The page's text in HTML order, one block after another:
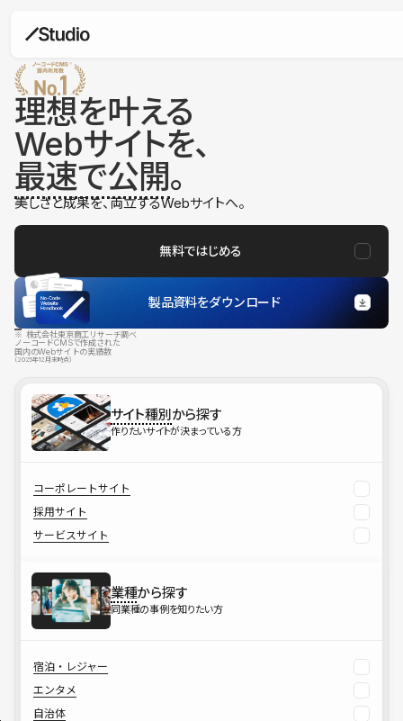
理想を叶える
Webサイトを、
最速で公開。
美しさと成果を、両立するWebサイトへ。
無料ではじめる
製品資料をダウンロード
※ 株式会社東京商工リサーチ調べ
ノーコードCMSで作成された
国内のWebサイトの実績数
（2025年12月末時点）
サイト種別から探す
作りたいサイトが決まっている方
コーポレートサイト
採用サイト
サービスサイト
業種から探す
同業種の事例を知りたい方
宿泊・レジャー
エンタメ
自治体